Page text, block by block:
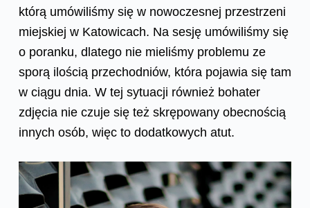
którą umówiliśmy się w nowoczesnej przestrzeni
miejskiej w Katowicach. Na sesję umówiliśmy się
o poranku, dlatego nie mieliśmy problemu ze
sporą ilością przechodniów, która pojawia się tam
w ciągu dnia. W tej sytuacji również bohater
zdjęcia nie czuje się też skrępowany obecnością
innych osób, więc to dodatkowych atut.